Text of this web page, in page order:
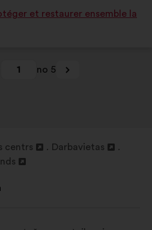
kā:
et restaurer ensemble la
1 no 5
centrs Darbavietas